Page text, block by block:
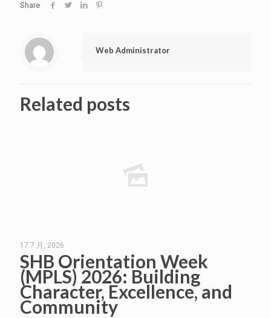
Share
Web Administrator
Related posts
17 7 月, 2026
SHB Orientation Week
(MPLS) 2026: Building
Character, Excellence, and
Community